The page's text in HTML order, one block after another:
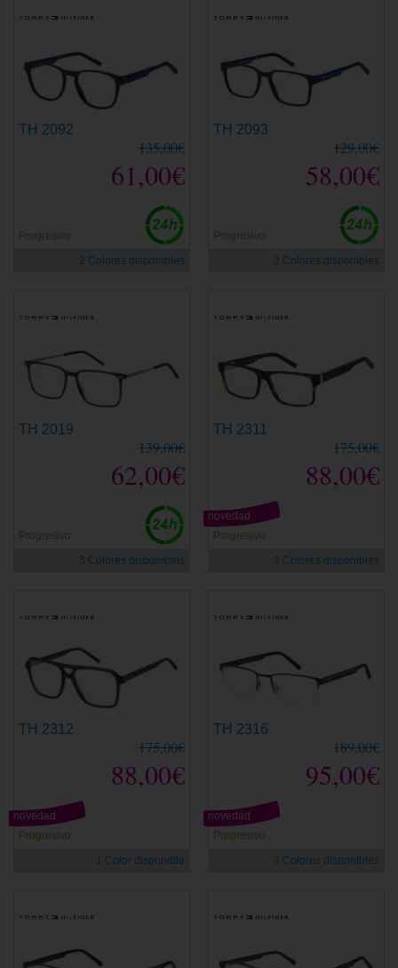
TH 2092
135,00€
61,00€
Progresivo
2 Colores disponibles
TH 2093
129,00€
58,00€
Progresivo
2 Colores disponibles
TH 2019
139,00€
62,00€
Progresivo
3 Colores disponibles
TH 2311
175,00€
88,00€
Progresivo
novedad
3 Colores disponibles
TH 2312
175,00€
88,00€
Progresivo
novedad
1 Color disponible
TH 2316
189,00€
95,00€
Progresivo
novedad
3 Colores disponibles